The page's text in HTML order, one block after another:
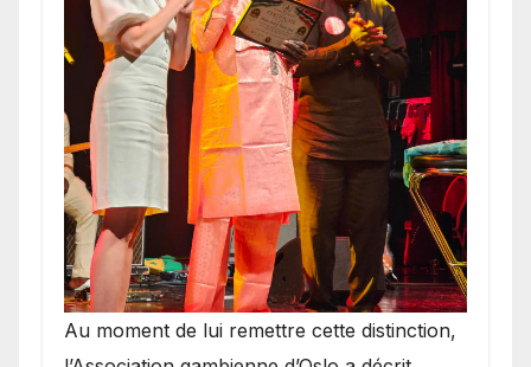
​Au moment de lui remettre cette distinction,